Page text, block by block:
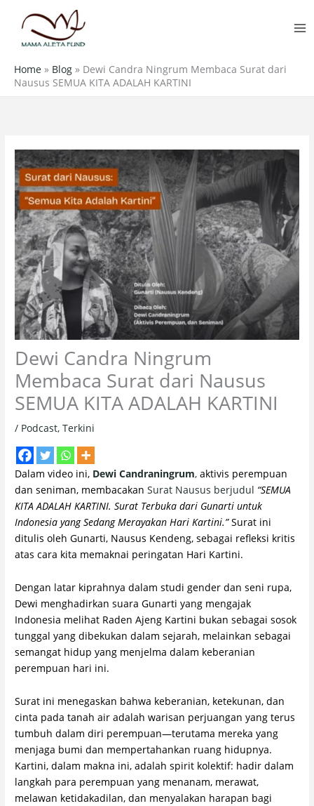
content
Home » Blog » Dewi Candra Ningrum Membaca Surat dari
Nausus SEMUA KITA ADALAH KARTINI
Dewi Candra Ningrum
Membaca Surat dari Nausus
SEMUA KITA ADALAH KARTINI
/ Podcast,Terkini
Dalam video ini, Dewi Candraningrum, aktivis perempuan
dan seniman, membacakanSurat Nausus berjudul “SEMUA
KITA ADALAH KARTINI. Surat Terbuka dari Gunarti untuk
Indonesia yang Sedang Merayakan Hari Kartini.”Surat ini
ditulis oleh Gunarti, Nausus Kendeng, sebagai refleksi kritis
atas cara kita memaknai peringatan Hari Kartini.
Dengan latar kiprahnya dalam studi gender dan seni rupa,
Dewi menghadirkan suara Gunarti yang mengajak
Indonesia melihat Raden Ajeng Kartini bukan sebagai sosok
tunggal yang dibekukan dalam sejarah, melainkan sebagai
semangat hidup yang menjelma dalam keberanian
perempuan hari ini.
Surat ini menegaskan bahwa keberanian, ketekunan, dan
cinta pada tanah air adalah warisan perjuangan yang terus
tumbuh dalam diri perempuan—terutama mereka yang
menjaga bumi dan mempertahankan ruang hidupnya.
Kartini, dalam makna ini, adalah spirit kolektif: hadir dalam
langkah para perempuan yang menanam, merawat,
melawan ketidakadilan, dan menyalakan harapan bagi